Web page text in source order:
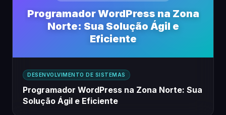
Programador WordPress na Zona
Norte: Sua Solução Ágil e
Eficiente
DESENVOLVIMENTO DE SISTEMAS
Programador WordPress na Zona Norte: Sua
Solução Ágil e Eficiente